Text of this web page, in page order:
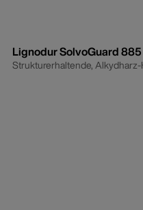
Lignodur SolvoGuard 885
Strukturerhaltende,